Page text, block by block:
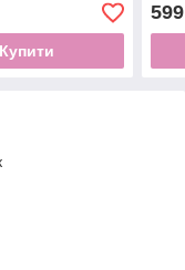
Купити
599